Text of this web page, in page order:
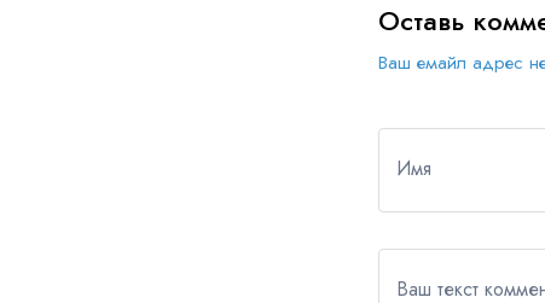
Оставь
Ваш емайл адрес
Имя
Ваш текст